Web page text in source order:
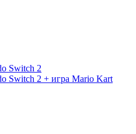
Switch 2
Switch 2 + игра Mario Kart